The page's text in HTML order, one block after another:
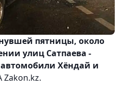
пятницы, около
улиц Сатпаева -
автомобили Хёндай и
Zakon.kz.